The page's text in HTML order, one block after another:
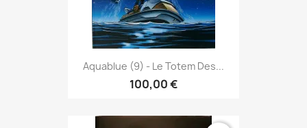
Aquablue (9) - Le Totem Des...
100,00 €